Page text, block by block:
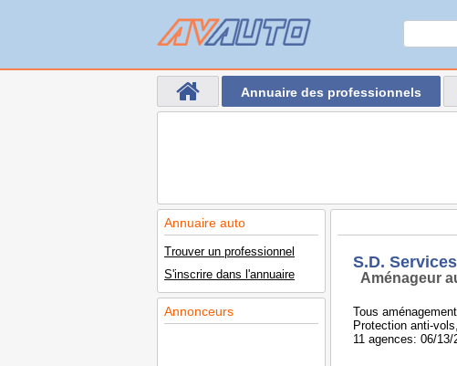
Annuaire des professionnels
Annuaire auto
Trouver un professionnel
S'inscrire dans l'annuaire
Annonceurs
S.D. Services
Aménageur
Tous
Protection anti-
11 agences: 06/